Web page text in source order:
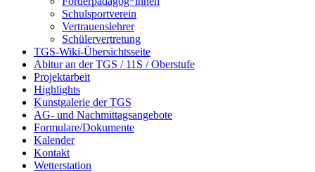
Schulsportverein
Vertrauenslehrer
Schülervertretung
TGS-Wiki-Übersichtsseite
Abitur an der TGS / 11S / Oberstufe
Projektarbeit
Highlights
Kunstgalerie der TGS
AG- und Nachmittagsangebote
Formulare/Dokumente
Kalender
Kontakt
Wetterstation